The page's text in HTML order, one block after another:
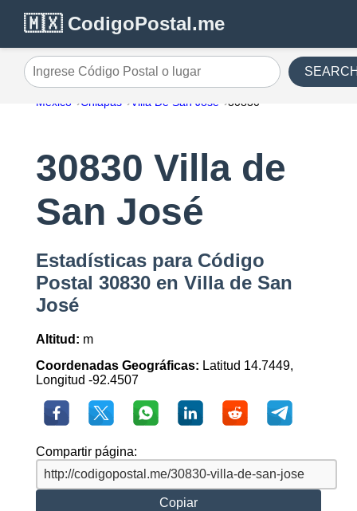
🇲🇽 CodigoPostal.me
Ingrese Código Postal o lugar
México Chiapas Villa De San José 30830
30830 Villa de
San José
Estadísticas para Código
Postal 30830 en Villa de San
José
Altitud: m
Coordenadas Geográficas: Latitud 14.7449,
Longitud -92.4507
Compartir página:
Copiar